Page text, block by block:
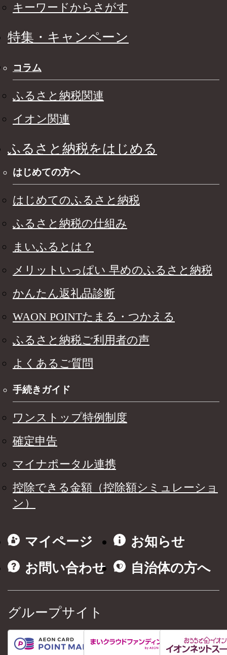
キーワードからさがす
特集・キャンペーン
コラム
ふるさと納税関連
イオン関連
ふるさと納税をはじめる
はじめての方へ
はじめてのふるさと納税
ふるさと納税の仕組み
まいふるとは？
メリットいっぱい 早めのふるさと納税
かんたん返礼品診断
WAON POINTたまる・つかえる
ふるさと納税ご利用者の声
よくあるご質問
手続きガイド
ワンストップ特例制度
確定申告
マイナポータル連携
控除できる金額（控除額シミュレーショ
ン）
マイページ
お知らせ
お問い合わせ
自治体の方へ
グループサイト